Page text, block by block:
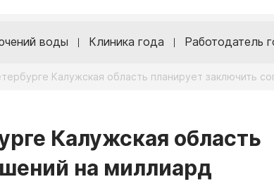
воды Клиника года Работодатель
Калужская область планирует заключить
Калужская область
на миллиард